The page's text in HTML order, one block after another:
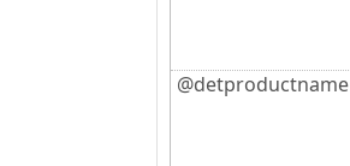
@detproductname